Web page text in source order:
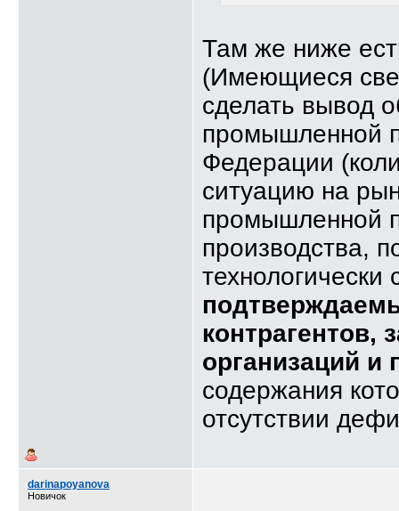
Там же ниже
(Имеющиеся
сделать вывод
промышленной
Федерации
ситуацию на
промышленной
производства,
контрагентов,
организаций и
содержания
отсутствии
darinapoyanova
Новичок